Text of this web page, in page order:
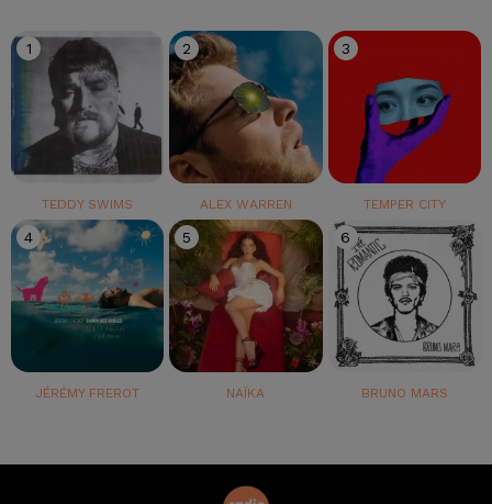
1
TEDDY SWIMS
2
ALEX WARREN
3
TEMPER CITY
4
JÉRÉMY FREROT
5
NAÏKA
6
BRUNO MARS